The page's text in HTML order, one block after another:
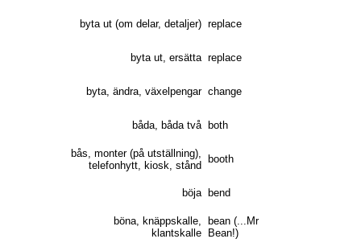
byta ut (om delar, detaljer) replace
byta ut, ersätta replace
byta, ändra, växelpengar change
båda, båda två both
bås, monter (på utställning),
telefonhytt, kiosk, stånd
booth
böja bend
böna, knäppskalle,
klantskalle
bean (...Mr
Bean!)